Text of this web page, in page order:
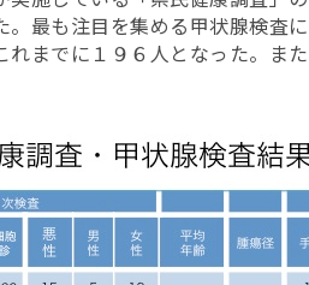
最も注目を集める甲状腺検査
までに１９６人となった。ま